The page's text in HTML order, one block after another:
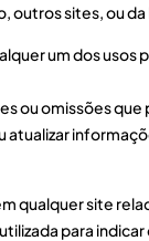
outros sites, ou
um dos usos
ou omissões
qualquer site
para